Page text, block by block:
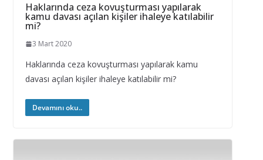
Haklarında ceza kovuşturması yapılarak
kamu davası açılan kişiler ihaleye katılabilir
mi?
3 Mart 2020
Haklarında ceza kovuşturması yapılarak kamu
davası açılan kişiler ihaleye katılabilir mi?
Devamını oku..